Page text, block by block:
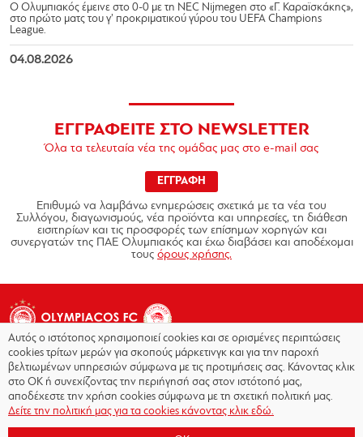
Ο Ολυμπιακός έμεινε στο 0-0 με τη NEC Nijmegen στο «Γ. Καραϊσκάκης»,
στο πρώτο ματς του γ’ προκριματικού γύρου του UEFA Champions
League.
04.08.2026
ΕΓΓΡΑΦΕΙΤΕ ΣΤΟ NEWSLETTER
Όλα τα τελευταία νέα της ομάδας μας στο e-mail σας
ΕΓΓΡΑΦΗ
Επιθυμώ να λαμβάνω ενημερώσεις σχετικά με τα νέα του
Συλλόγου, διαγωνισμούς, νέα προϊόντα και υπηρεσίες, τη διάθεση
εισιτηρίων και τις προσφορές των επίσημων χορηγών και
συνεργατών της ΠΑΕ Ολυμπιακός και έχω διαβάσει και αποδέχομαι
τους όρους χρήσης.
Copyright © 2026 - Olympiacos.org
Όροι χρήσης|Πολιτική Απορρήτου|Πολιτική
Αυτός ο ιστότοπος χρησιμοποιεί cookies και σε ορισμένες περιπτώσεις
cookies τρίτων μερών για σκοπούς μάρκετινγκ και για την παροχή
βελτιωμένων υπηρεσιών σύμφωνα με τις προτιμήσεις σας. Κάνοντας κλικ
στο OK ή συνεχίζοντας την περιήγησή σας στον ιστότοπό μας,
αποδέχεστε την χρήση cookies σύμφωνα με τη σχετική πολιτική μας.
Δείτε την πολιτική μας για τα cookies κάνοντας κλικ εδώ.